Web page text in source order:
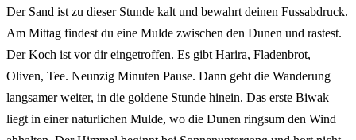
Der Sand ist zu dieser Stunde kalt und bewahrt deinen Fussabdruck.
Am Mittag findest du eine Mulde zwischen den Dunen und rastest.
Der Koch ist vor dir eingetroffen. Es gibt Harira, Fladenbrot,
Oliven, Tee. Neunzig Minuten Pause. Dann geht die Wanderung
langsamer weiter, in die goldene Stunde hinein. Das erste Biwak
liegt in einer naturlichen Mulde, wo die Dunen ringsum den Wind